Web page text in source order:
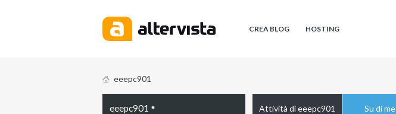
CREA BLOG HOSTING
eeepc901
eeepc901 Attività di eeepc901 Su di me